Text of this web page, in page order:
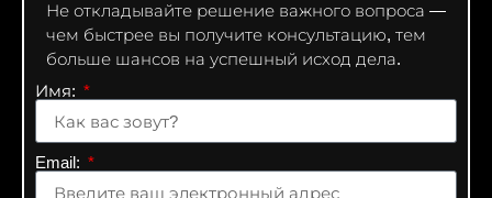
Не откладывайте решение важного вопроса —
чем быстрее вы получите консультацию, тем
больше шансов на успешный исход дела.
Имя:
Email: